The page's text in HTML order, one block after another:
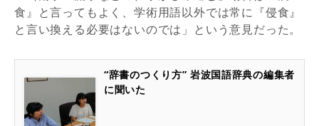
食』と言ってもよく、学術用語以外では常に『侵食』
と言い換える必要はないのでは」という意見だった。
“辞書のつくり方” 岩波国語辞典の編集者
に聞いた